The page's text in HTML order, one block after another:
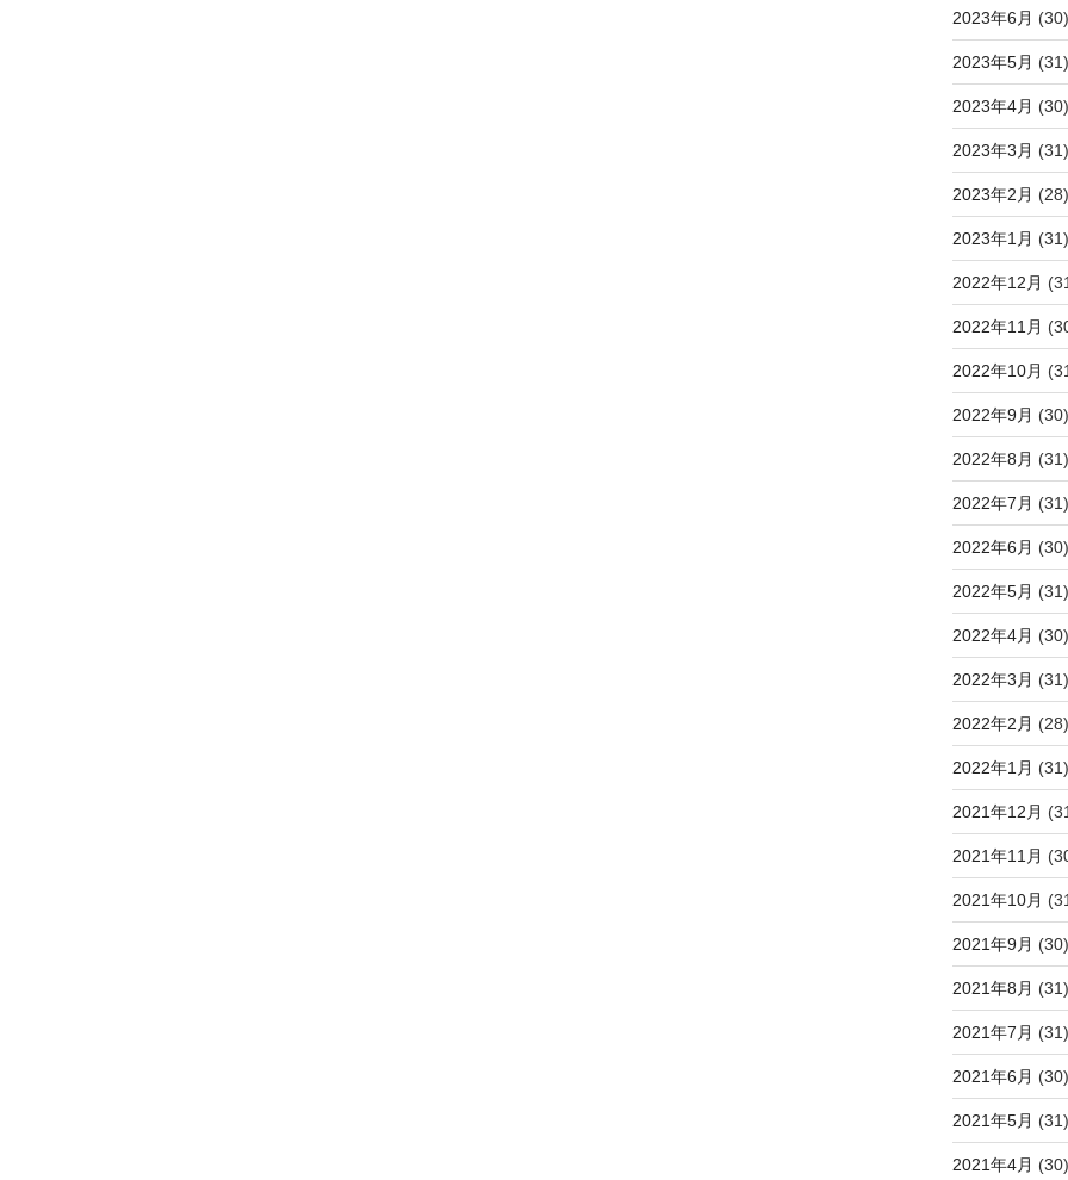
2023年6月 (30)
2023年5月 (31)
2023年4月 (30)
2023年3月 (31)
2023年2月 (28)
2023年1月 (31)
2022年12月
2022年11月
2022年10月
2022年9月 (30)
2022年8月 (31)
2022年7月 (31)
2022年6月 (30)
2022年5月 (31)
2022年4月 (30)
2022年3月 (31)
2022年2月 (28)
2022年1月 (31)
2021年12月
2021年11月
2021年10月
2021年9月 (30)
2021年8月 (31)
2021年7月 (31)
2021年6月 (30)
2021年5月 (31)
2021年4月 (30)